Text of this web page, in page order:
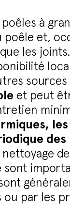
à
poêle et,
les
sources
et peut
nettoyage
par les